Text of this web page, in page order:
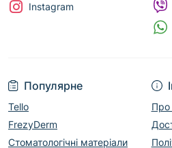
Популярне
Tello
FrezyDerm
Стоматологічні матеріали
Про
Instagram